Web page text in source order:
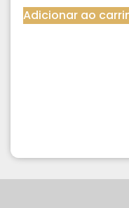
Adicionar ao